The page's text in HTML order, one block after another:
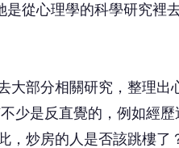
從心理學的科學研究裡
部分相關研究，整理出
少是反直覺的，例如經歷
，炒房的人是否該跳樓了